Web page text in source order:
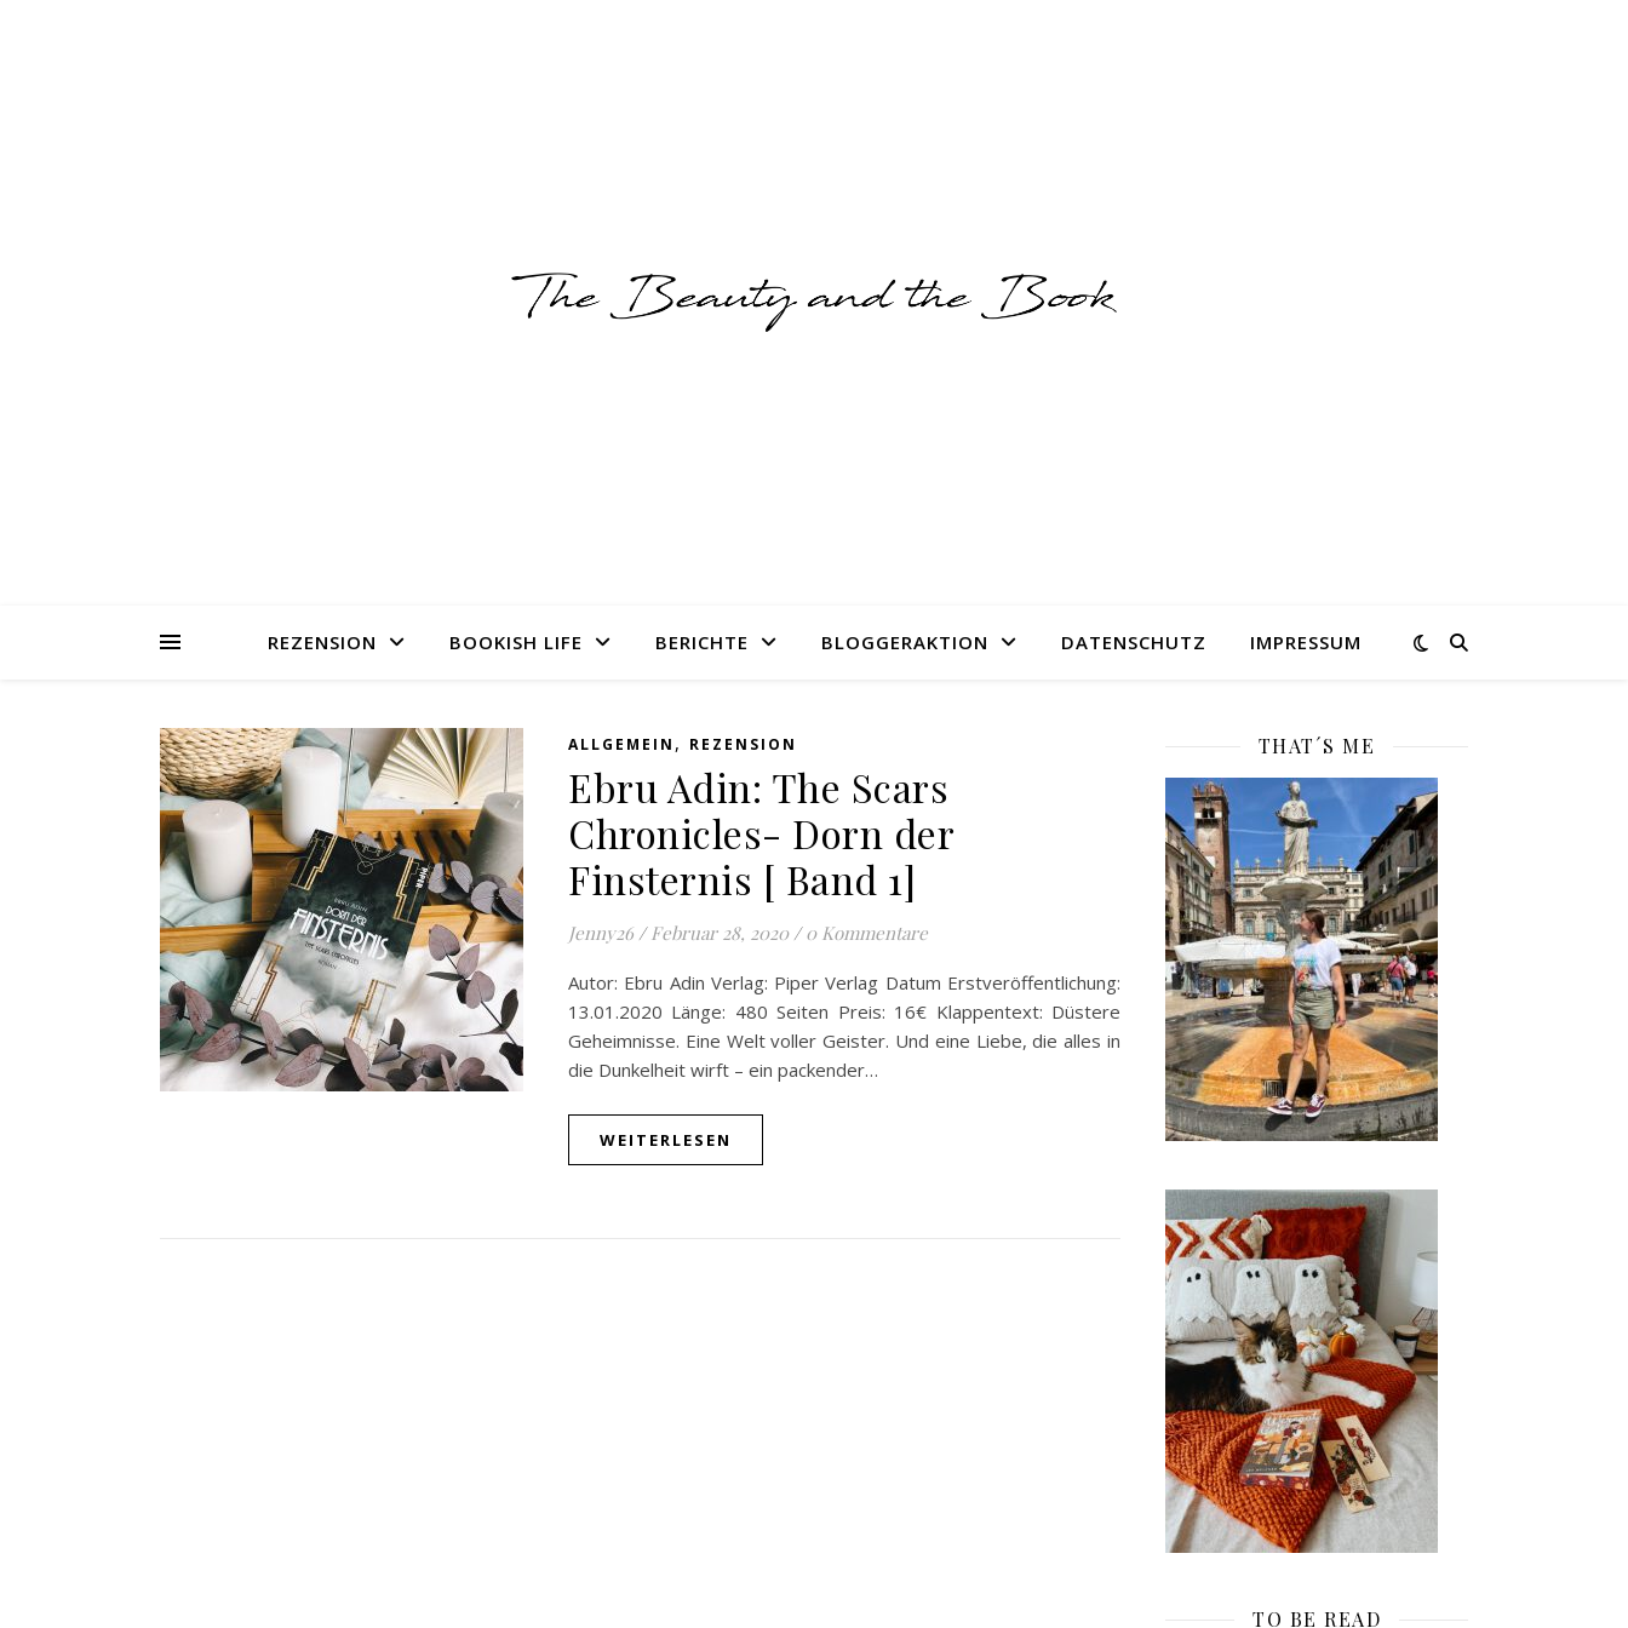
REZENSION BOOKISH LIFE BERICHTE BLOGGERAKTION DATENSCHUTZ IMPRESSUM
ALLGEMEIN , REZENSION
Ebru Adin: The Scars
Chronicles- Dorn der
Finsternis [ Band 1]
Jenny26 / Februar 28, 2020 / 0 Kommentare
Autor: Ebru Adin Verlag: Piper Verlag Datum Erstveröffentlichung:
13.01.2020 Länge: 480 Seiten Preis: 16€ Klappentext: Düstere
Geheimnisse. Eine Welt voller Geister. Und eine Liebe, die alles in
die Dunkelheit wirft – ein packender…
WEITERLESEN
THAT´S ME
TO BE READ